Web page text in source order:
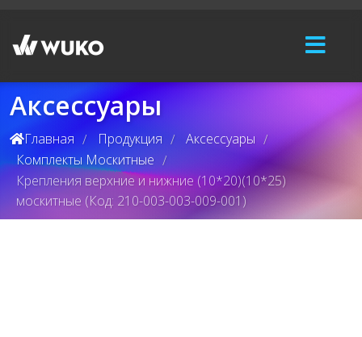
Аксессуары
Главная / Продукция / Аксессуары /
Комплекты Москитные /
Крепления верхние и нижние (10*20)(10*25)
москитные (Код: 210-003-003-009-001)